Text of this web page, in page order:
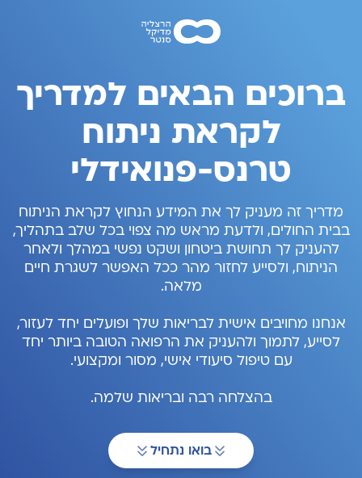
ברוכים הבאים למדריך
לקראת ניתוח
טרנס-פנואידלי
מדריך זה מעניק לך את המידע הנחוץ לקראת הניתוח
בבית החולים, ולדעת מראש מה צפוי בכל שלב בתהליך,
להעניק לך תחושת ביטחון ושקט נפשי במהלך ולאחר
הניתוח, ולסייע לחזור מהר ככל האפשר לשגרת חיים
מלאה.
אנחנו מחויבים אישית לבריאות שלך ופועלים יחד לעזור,
לסייע, לתמוך ולהעניק את הרפואה הטובה ביותר יחד
עם טיפול סיעודי אישי, מסור ומקצועי.
בהצלחה רבה ובריאות שלמה.
בואו נתחיל